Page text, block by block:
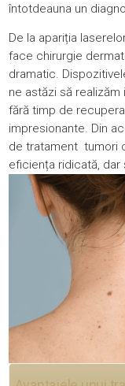
întotdeauna un
De la apariția
face chirurgie
dramatic.
ne astăzi să realizăm
fără timp de
impresionante. Din
de tratament tumori
eficiența ridicată, dar